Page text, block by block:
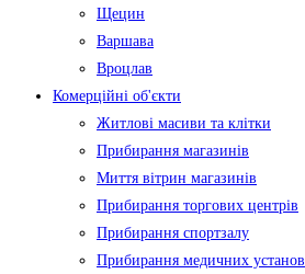
Щецин
Варшава
Вроцлав
Комерційні об'єкти
Житлові масиви та клітки
Прибирання магазинів
Миття вітрин магазинів
Прибирання торгових центрів
Прибирання спортзалу
Прибирання медичних установ